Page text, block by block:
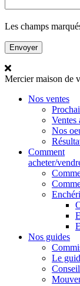
Les champs
Merciermaison de
Nos ventes
Ventes
Nos
Comment
acheter/
Nos guides
Le